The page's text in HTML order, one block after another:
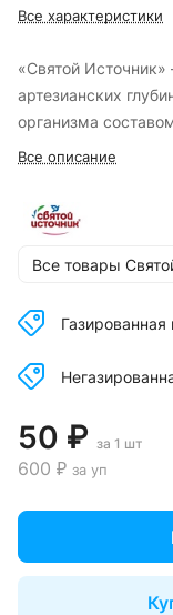
Все характеристики
«Святой Источник»
артезианских
организма
Все описание
Все товары
Газированная
50 ₽ за 1 шт
600 ₽ за уп